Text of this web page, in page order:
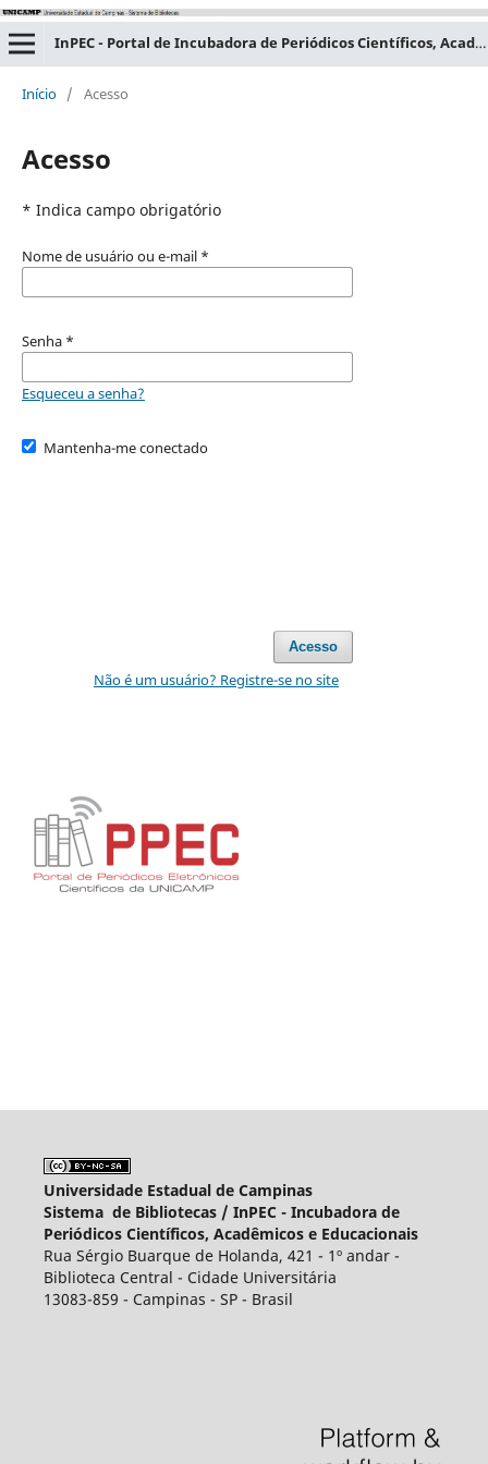
InPEC - Portal de Incubadora de Periódicos Científicos, Acadêmicos e Educacionais
Início / Acesso
Acesso
* Indica campo obrigatório
Nome de usuário ou e-mail *
Senha *
Esqueceu a senha?
Mantenha-me conectado
Acesso
Não é um usuário? Registre-se no site
Universidade Estadual de Campinas
Sistema de Bibliotecas / InPEC - Incubadora de
Periódicos Científicos, Acadêmicos e Educacionais
Rua Sérgio Buarque de Holanda, 421 - 1º andar -
Biblioteca Central - Cidade Universitária
13083-859 - Campinas - SP - Brasil